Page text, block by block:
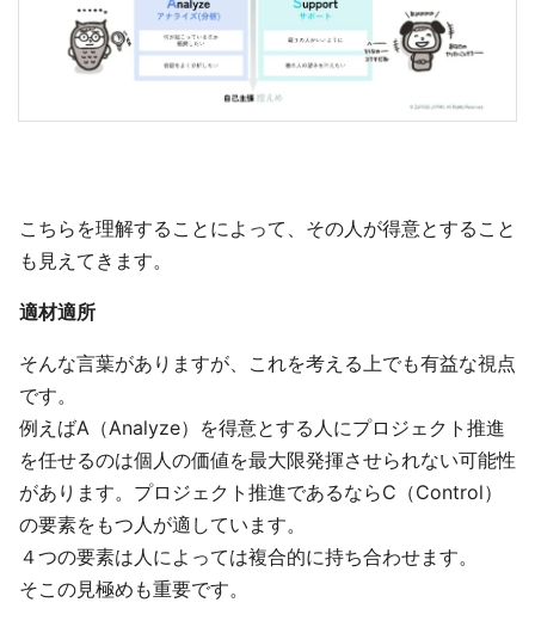
こちらを理解することによって、その人が得意とすること
も見えてきます。
適材適所
そんな言葉がありますが、これを考える上でも有益な視点
です。
例えばA（Analyze）を得意とする人にプロジェクト推進
を任せるのは個人の価値を最大限発揮させられない可能性
があります。プロジェクト推進であるならC（Control）
の要素をもつ人が適しています。
４つの要素は人によっては複合的に持ち合わせます。
そこの見極めも重要です。